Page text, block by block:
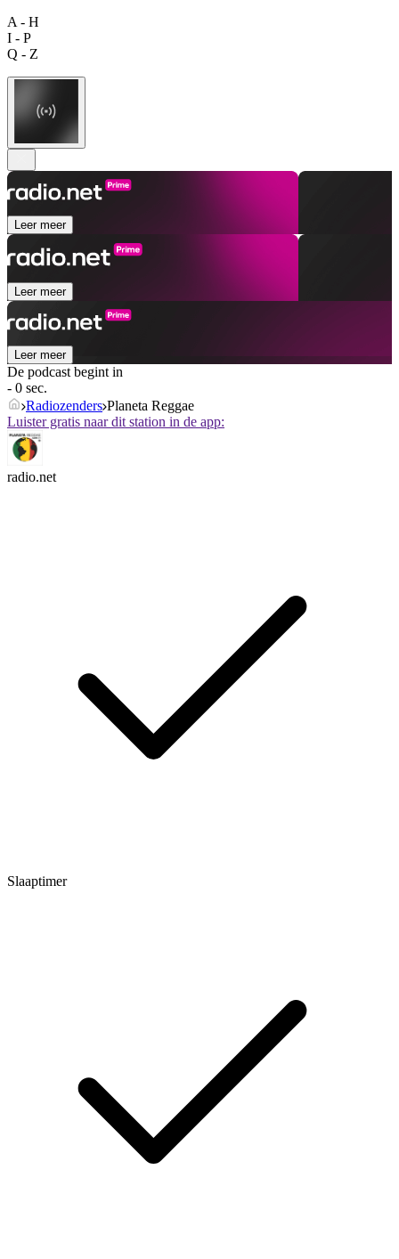
A - H
I - P
Q - Z
Leer meer
Leer meer
Leer meer
De podcast begint in
- 0 sec.
Radiozenders Planeta Reggae
Luister gratis naar dit station in de app:
radio.net
Slaaptimer